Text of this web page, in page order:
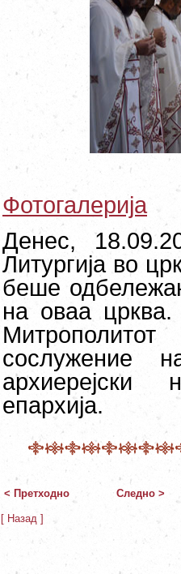
Фотогалерија
Денес,
Литургија во
беше
на оваа црква.
сослужение
архиерејски
епархија.
< Претходно Следно >
[ Назад ]